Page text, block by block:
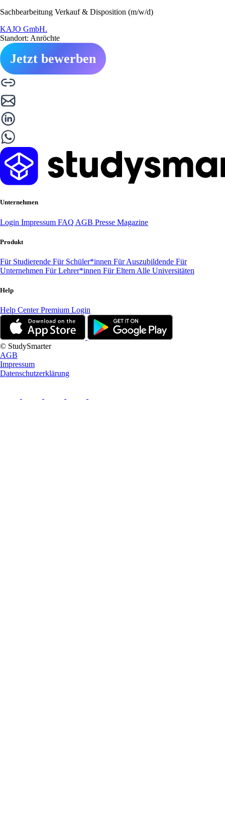
Sachbearbeitung Verkauf & Disposition (m/w/d)
KAJO GmbH.
Standort: Anröchte
Jetzt bewerben
Unternehmen
Login Impressum FAQ AGB Presse Magazine
Produkt
Für Studierende Für Schüler*innen Für Auszubildende Für
Unternehmen Für Lehrer*innen Für Eltern Alle Universitäten
Help
Help CenterPremium Login
© StudySmarter
AGB
Impressum
Datenschutzerklärung